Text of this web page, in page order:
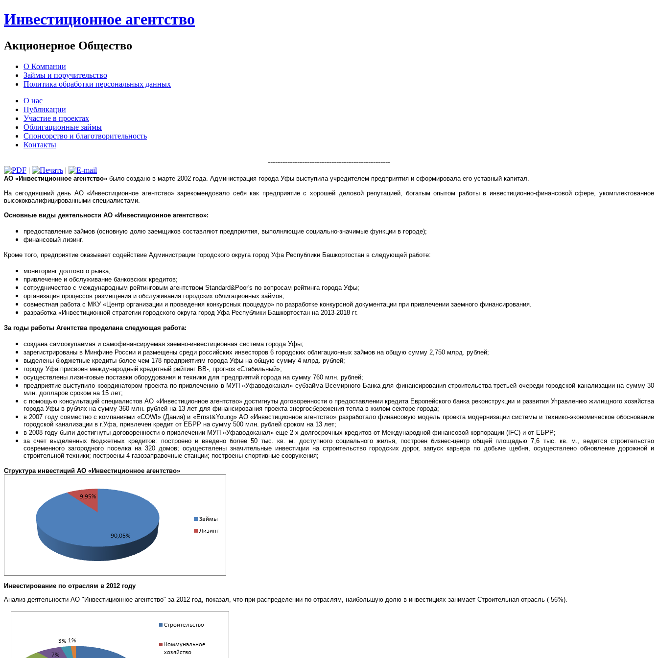
Инвестиционное агентство
Акционерное Общество
О Компании
Займы и поручительство
Политика обработки персональных данных
О нас
Публикации
Участие в проектах
Облигационные займы
Спонсорство и благотворительность
Контакты
--------------------------------------------------
|
|
АО «Инвестиционное агентство» было создано в марте 2002 года. Администрация города Уфы выступила учредителем предприятия и сформировала его уставный капитал.
На сегодняшний день АО «Инвестиционное агентство» зарекомендовало себя как предприятие с хорошей деловой репутацией, богатым опытом работы в инвестиционно-финансовой сфере, укомплектованное
высококвалифицированными специалистами.
Основные виды деятельности АО «Инвестиционное агентство»:
предоставление займов (основную долю заемщиков составляют предприятия, выполняющие социально-значимые функции в городе);
финансовый лизинг.
Кроме того, предприятие оказывает содействие Администрации городского округа город Уфа Республики Башкортостан в следующей работе:
мониторинг долгового рынка;
привлечение и обслуживание банковских кредитов;
сотрудничество с международным рейтинговым агентством Standard&Poor's по вопросам рейтинга города Уфы;
организация процессов размещения и обслуживания городских облигационных займов;
совместная работа с МКУ «Центр организации и проведения конкурсных процедур» по разработке конкурсной документации при привлечении заемного финансирования.
разработка «Инвестиционной стратегии городского округа город Уфа Республики Башкортостан на 2013-2018 гг.
За годы работы Агентства проделана следующая работа:
создана самоокупаемая и самофинансируемая заемно-инвестиционная система города Уфы;
зарегистрированы в Минфине России и размещены среди российских инвесторов 6 городских облигационных займов на общую сумму 2,750 млрд. рублей;
выделены бюджетные кредиты более чем 178 предприятиям города Уфы на общую сумму 4 млрд. рублей;
городу Уфа присвоен международный кредитный рейтинг ВВ-, прогноз «Стабильный»;
осуществлены лизинговые поставки оборудования и техники для предприятий города на сумму 760 млн. рублей;
предприятие выступило координатором проекта по привлечению в МУП «Уфаводоканал» субзайма Всемирного Банка для финансирования строительства третьей очереди городской канализации на сумму 30
млн. долларов сроком на 15 лет;
с помощью консультаций специалистов АО «Инвестиционное агентство» достигнуты договоренности о предоставлении кредита Европейского банка реконструкции и развития Управлению жилищного хозяйства
города Уфы в рублях на сумму 360 млн. рублей на 13 лет для финансирования проекта энергосбережения тепла в жилом секторе города;
в 2007 году совместно с компаниями «COWI» (Дания) и «Ernst&Young» АО «Инвестиционное агентство» разработало финансовую модель проекта модернизации системы и технико-экономическое обоснование
городской канализации в г.Уфа, привлечен кредит от ЕБРР на сумму 500 млн. рублей сроком на 13 лет;
в 2008 году были достигнуты договоренности о привлечении МУП «Уфаводоканал» еще 2-х долгосрочных кредитов от Международной финансовой корпорации (IFC) и от ЕБРР;
за счет выделенных бюджетных кредитов: построено и введено более 50 тыс. кв. м. доступного социального жилья, построен бизнес-центр общей площадью 7,6 тыс. кв. м., ведется строительство
современного загородного поселка на 320 домов; осуществлены значительные инвестиции на строительство городских дорог, запуск карьера по добыче щебня, осуществлено обновление дорожной и
строительной техники; построены 4 газозаправочные станции; построены спортивные сооружения;
Структура инвестиций АО «Инвестиционное агентство»
Инвестирование по отраслям в 2012 году
Анализ деятельности АО "Инвестиционное агентство" за 2012 год, показал, что при распределении по отраслям, наибольшую долю в инвестициях занимает Строительная отрасль ( 56%).